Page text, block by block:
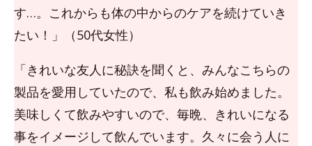
す…。これからも体の中からのケアを続けていき
たい！」（50代女性）
「きれいな友人に秘訣を聞くと、みんなこちらの
製品を愛用していたので、私も飲み始めました。
美味しくて飲みやすいので、毎晩、きれいになる
事をイメージして飲んでいます。久々に会う人に